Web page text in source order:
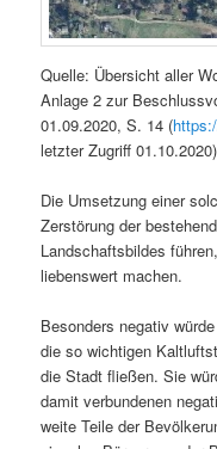
Quelle: Übersicht aller
Anlage 2 zur
01.09.2020, S. 14 (
letzter Zugriff
Die Umsetzung einer
Zerstörung der
Landschaftsbildes
liebenswert machen.
Besonders negativ
die so wichtigen
die Stadt fließen. Sie
damit verbundenen
weite Teile der